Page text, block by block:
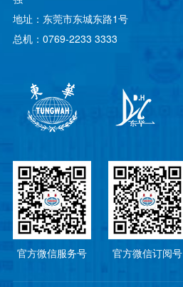
地址：东莞市东城东路1号
总机：0769-2233 3333
官方微信服务号 官方微信订阅号